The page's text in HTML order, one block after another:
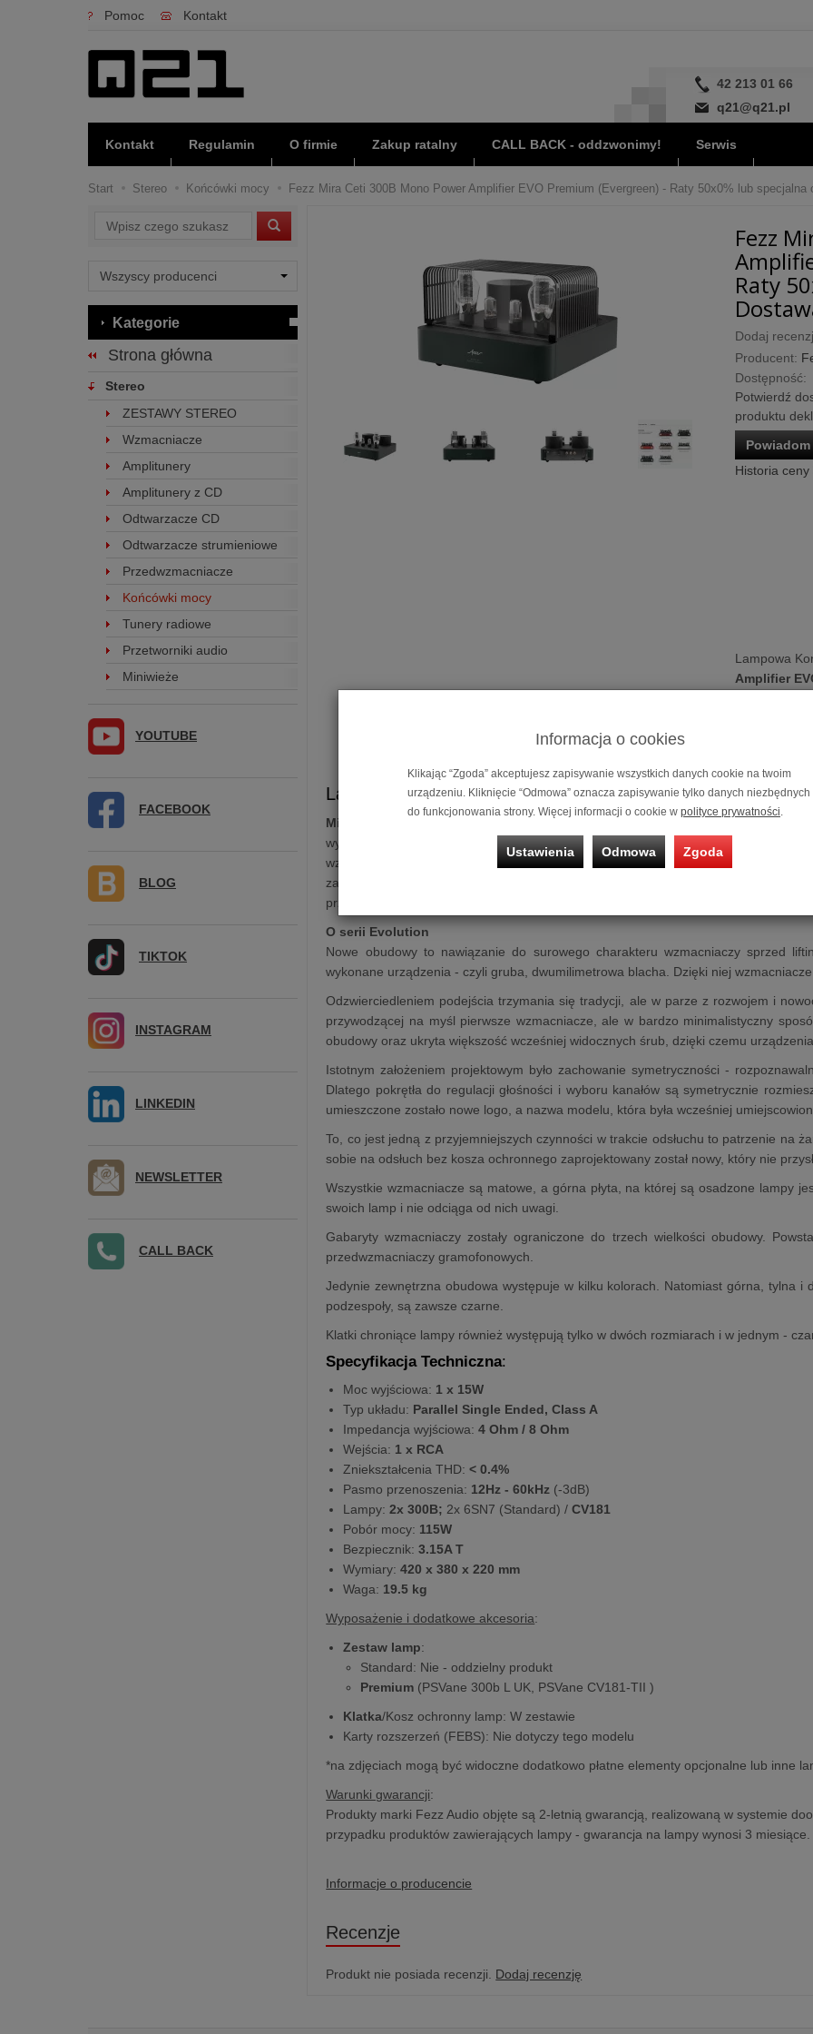
Pomoc Kontakt
42 213 01 66
q21@q21.pl
Kontakt Regulamin O firmie Zakup ratalny CALL BACK - oddzwonimy! Serwis
Start Stereo Końcówki mocy Fezz Mira Ceti 300B Mono Power Amplifier EVO Premium (Evergreen) - Raty 50x0% lub specjalna
Fezz
Raty
Dodaj
Producent:
Dostępność:
Potwierdź
produktu
Historia ceny
Lampowa
Amplifier
Cena
Możliwość
10, 20,
Lampowa końcówka mocyFezz Mira Ceti 300B Mono
Mira Ceti 300B mono power amplifier
Klasy A oparty jest na legendarnych
wyposażony w antywibracyjne nóżki, dopasowane do wagi urządzenia. Posada
wzmacniacz w przypadku awarii lampy mocy. Dzięki architekturze
zaprojektowanemu transformatorowi wyjściowemu zapewnia moc 15 W i niskie
przedwzmacniaczem liniowym Sagita gwarantuje wyjątkową jakość dźwięku w
O serii Evolution
Nowe obudowy to nawiązanie do surowego charakteru wzmacniaczy sprzed
wykonane urządzenia - czyli gruba, dwumilimetrowa blacha. Dzięki niej
Odzwierciedleniem podejścia trzymania się tradycji, ale w parze z rozwojem i
przywodzącej na myśl pierwsze wzmacniacze, ale w bardzo minimalistyczny
obudowy oraz ukryta większość wcześniej widocznych śrub, dzięki czemu
Istotnym założeniem projektowym było zachowanie symetryczności -
Dlatego pokrętła do regulacji głośności i wyboru kanałów są symetrycznie
umieszczone zostało nowe logo, a nazwa modelu, która była wcześniej
To, co jest jedną z przyjemniejszych czynności w trakcie odsłuchu to patrzenie na
sobie na odsłuch bez kosza ochronnego zaprojektowany został nowy, który nie
Wszystkie wzmacniacze są matowe, a górna płyta, na której są osadzone lampy
swoich lamp i nie odciąga od nich uwagi.
Gabaryty wzmacniaczy zostały ograniczone do trzech wielkości obudowy.
przedwzmacniaczy gramofonowych.
Jedynie zewnętrzna obudowa występuje w kilku kolorach. Natomiast górna, tylna i
podzespoły, są zawsze czarne.
Klatki chroniące lampy również występują tylko w dwóch rozmiarach i w jednym -
Specyfikacja Techniczna:
Moc wyjściowa: 1 x 15W
Typ układu: Parallel Single Ended, Class A
Impedancja wyjściowa: 4 Ohm / 8 Ohm
Wejścia: 1 x RCA
Zniekształcenia THD: < 0.4%
Pasmo przenoszenia: 12Hz - 60kHz (-3dB)
Lampy: 2x 300B; 2x 6SN7 (Standard) /CV181
Pobór mocy: 115W
Bezpiecznik: 3.15A T
Wymiary: 420 x 380 x 220 mm
Waga: 19.5 kg
Wyposażenie i dodatkowe akcesoria:
Zestaw lamp:
Standard: Nie - oddzielny produkt
Premium (PSVane 300b L UK, PSVane CV181-TII )
Klatka/Kosz ochronny lamp: W zestawie
Karty rozszerzeń (FEBS): Nie dotyczy tego modelu
*na zdjęciach mogą być widoczne dodatkowo płatne elementy opcjonalne lub inne
Warunki gwarancji:
Produkty marki Fezz Audio objęte są 2-letnią gwarancją, realizowaną w systemie
przypadku produktów zawierających lampy - gwarancja na lampy wynosi 3 miesiące.
Informacje o producencie
Recenzje
Produkt nie posiada recenzji. Dodaj recenzję
Wyszukaj
Kategorie
Strona główna
Stereo
ZESTAWY STEREO
Wzmacniacze
Amplitunery
Amplitunery z CD
Odtwarzacze CD
Odtwarzacze strumieniowe
Przedwzmacniacze
Końcówki mocy
Tunery radiowe
Przetworniki audio
Miniwieże
YOUTUBE
FACEBOOK
BLOG
TIKTOK
INSTAGRAM
LINKEDIN
NEWSLETTER
CALL BACK
Informacja o cookies
Klikając “Zgoda” akceptujesz zapisywanie wszystkich danych cookie na twoim
urządzeniu. Kliknięcie “Odmowa” oznacza zapisywanie tylko danych niezbędnych
do funkcjonowania strony. Więcej informacji o cookie w polityce prywatności.
Ustawienia Odmowa Zgoda